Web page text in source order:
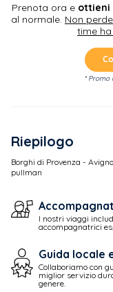
Prenota ora e ottieni
al normale. Non
time
* Promo
Riepilogo
Borghi di Provenza -
pullman
I nostri viaggi
accompagnatrici
Guida locale
Collaboriamo con
miglior servizio
genere.